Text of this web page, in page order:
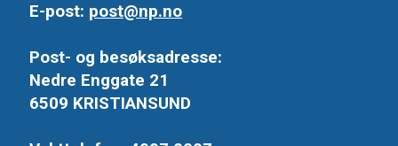
E-post: post@np.no
Post- og besøksadresse:
Nedre Enggate 21
6509 KRISTIANSUND